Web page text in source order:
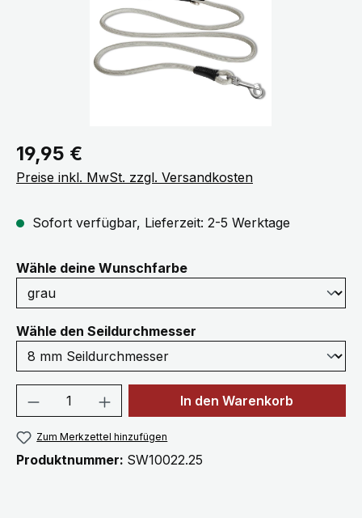
Regulärer Preis:
19,95 €
Preise inkl. MwSt. zzgl. Versandkosten
Sofort verfügbar, Lieferzeit: 2-5 Werktage
Wähle deine Wunschfarbeauswählen
Wähle den Seildurchmesser
Produkt Anzahl: Gib denIn den Warenkorb
Zum Merkzettel hinzufügen
Produktnummer: SW10022.25